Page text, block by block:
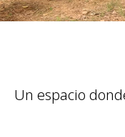
Un espacio